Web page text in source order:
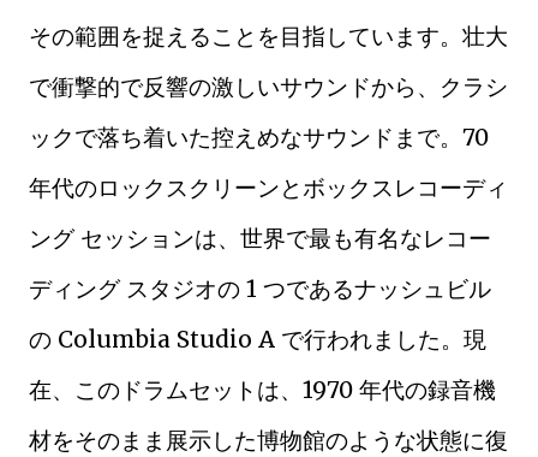
その範囲を捉えることを目指しています。壮大
で衝撃的で反響の激しいサウンドから、クラシ
ックで落ち着いた控えめなサウンドまで。70
年代のロックスクリーンとボックスレコーディ
ング セッションは、世界で最も有名なレコー
ディング スタジオの 1 つであるナッシュビル
の Columbia Studio A で行われました。現
在、このドラムセットは、1970 年代の録音機
材をそのまま展示した博物館のような状態に復